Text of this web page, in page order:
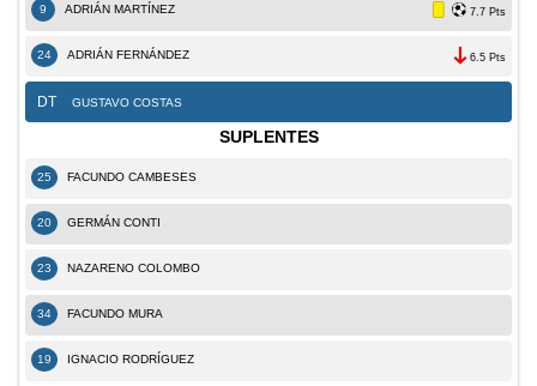
9 ADRIÁN MARTÍNEZ 7.7 Pts
24 ADRIÁN FERNÁNDEZ 6.5 Pts
DT GUSTAVO COSTAS
SUPLENTES
25 FACUNDO CAMBESES
20 GERMÁN CONTI
23 NAZARENO COLOMBO
34 FACUNDO MURA
19 IGNACIO RODRÍGUEZ